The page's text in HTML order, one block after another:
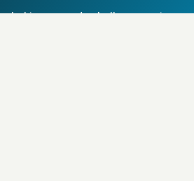
bekia.es·moda·belleza·cocina·